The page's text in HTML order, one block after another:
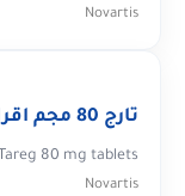
Novartis
تارج 80 مجم اقراص
Tareg 80 mg tablets
Novartis